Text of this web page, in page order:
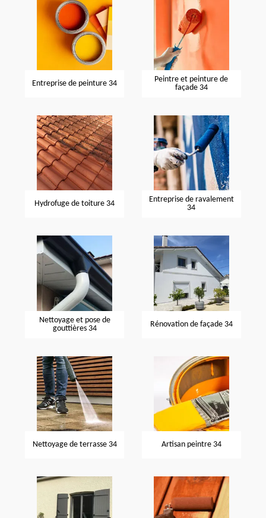
Entreprise de peinture 34
Peintre et peinture de
façade 34
Hydrofuge de toiture 34
Entreprise de ravalement
34
Nettoyage et pose de
gouttières 34
Rénovation de façade 34
Nettoyage de terrasse 34 Artisan peintre 34